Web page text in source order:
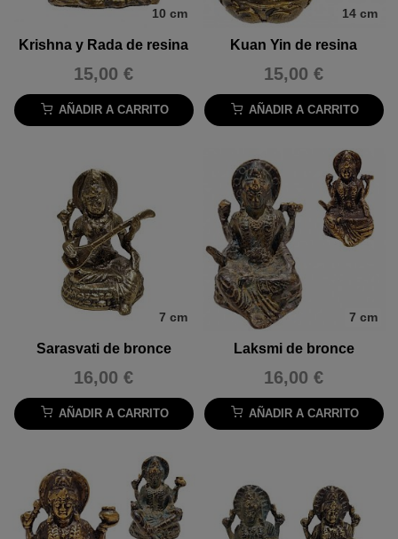
10 cm
Krishna y Rada de resina
15,00 €
AÑADIR A CARRITO
14 cm
Kuan Yin de resina
15,00 €
AÑADIR A CARRITO
7 cm
Sarasvati de bronce
16,00 €
AÑADIR A CARRITO
7 cm
Laksmi de bronce
16,00 €
AÑADIR A CARRITO